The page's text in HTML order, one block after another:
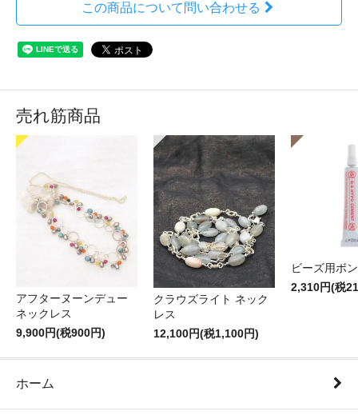
この商品について問い合わせる
売れ筋商品
アフターヌーンデュー
ネックレス
9,900円(税900円)
クラウズライト ネック
レス
12,100円(税1,100円)
ビーズ用ボ
2,310円(税
ホーム